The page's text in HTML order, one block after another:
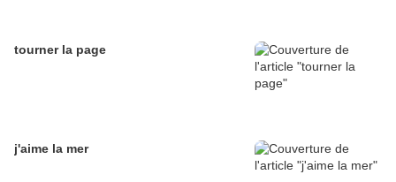
tourner la page
j'aime la mer